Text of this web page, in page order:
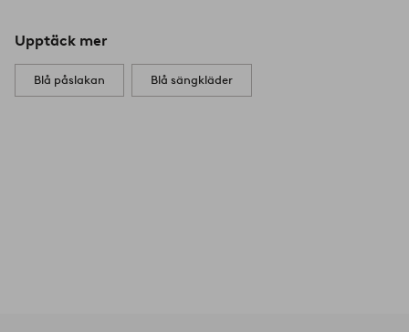
Upptäck mer
Blå påslakan Blå sängkläder